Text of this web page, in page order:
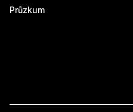
Průzkum